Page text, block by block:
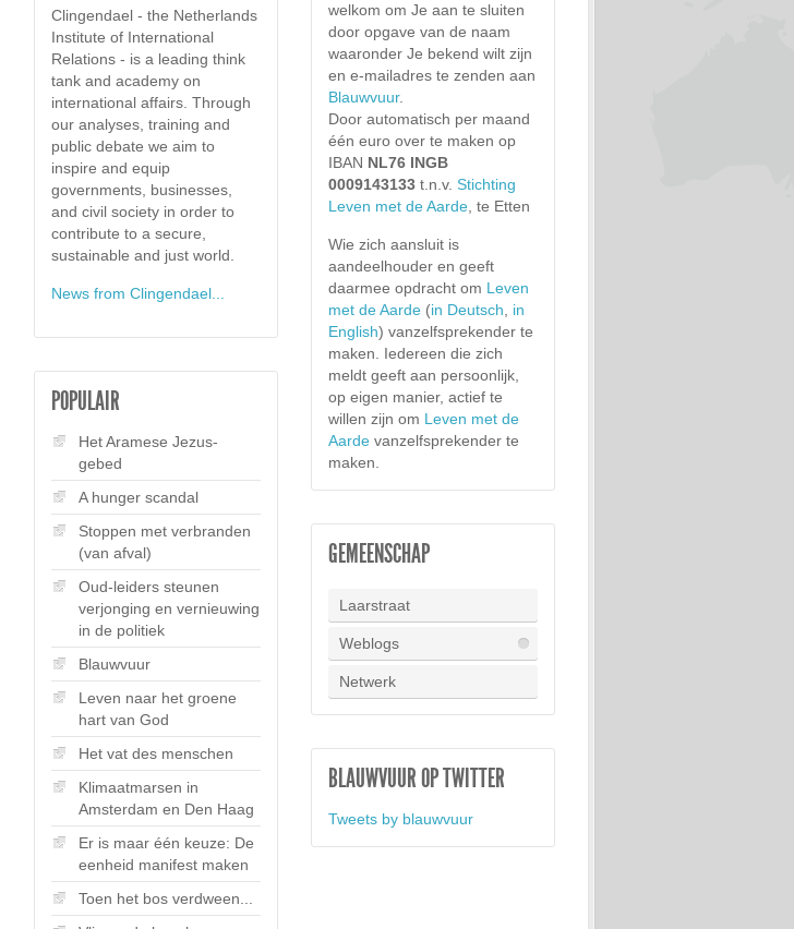
Clingendael - the Netherlands
Institute of International
Relations - is a leading think
tank and academy on
international affairs. Through
our analyses, training and
public debate we aim to
inspire and equip
governments, businesses,
and civil society in order to
contribute to a secure,
sustainable and just world.
News from Clingendael...
POPULAIR
Het Aramese Jezus-
gebed
A hunger scandal
Stoppen met verbranden
(van afval)
Oud-leiders steunen
verjonging en vernieuwing
in de politiek
Blauwvuur
Leven naar het groene
hart van God
Het vat des menschen
Klimaatmarsen in
Amsterdam en Den Haag
Er is maar één keuze: De
eenheid manifest maken
Toen het bos verdween...
welkom om Je aan te sluiten
door opgave van de naam
waaronder Je bekend wilt zijn
en e-mailadres te zenden aan
Blauwvuur.
Door automatisch per maand
één euro over te maken op
IBAN NL76 INGB
0009143133t.n.v. Stichting
Leven met de Aarde, te Etten
Wie zich aansluit is
aandeelhouder en geeft
daarmee opdracht om Leven
met de Aarde(in Deutsch
in
English) vanzelfsprekender te
maken. Iedereen die zich
meldt geeft aan persoonlijk,
op eigen manier, actief te
willen zijn om Leven met de
Aardevanzelfsprekender te
maken.
GEMEENSCHAP
Laarstraat
Weblogs
Netwerk
BLAUWVUUR OP TWITTER
Tweets by blauwvuur